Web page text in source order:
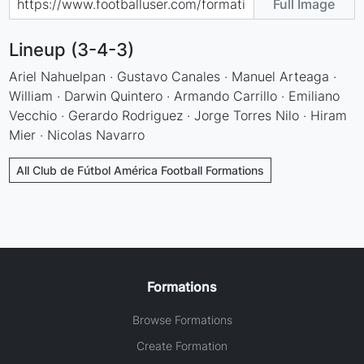
Full Image
Lineup (3-4-3)
Ariel Nahuelpan · Gustavo Canales · Manuel Arteaga ·
William · Darwin Quintero · Armando Carrillo · Emiliano
Vecchio · Gerardo Rodriguez · Jorge Torres Nilo · Hiram
Mier · Nicolas Navarro
All Club de Fútbol América Football Formations
Formations
Browse Formations
Create Formation